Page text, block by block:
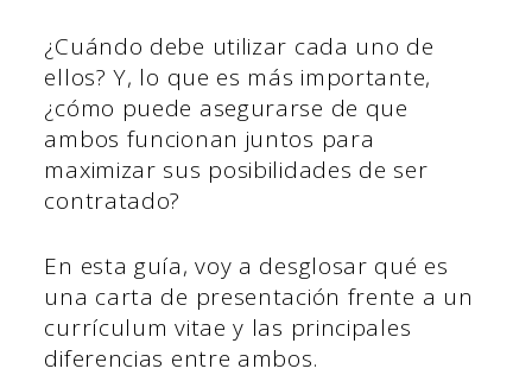
¿Cuándo debe utilizar cada uno de
ellos? Y, lo que es más importante,
¿cómo puede asegurarse de que
ambos funcionan juntos para
maximizar sus posibilidades de ser
contratado?
En esta guía, voy a desglosar qué es
una carta de presentación frente a un
currículum vitae y las principales
diferencias entre ambos.